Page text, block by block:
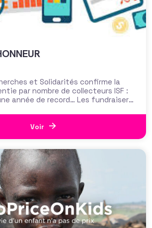
et Solidarités confirme la
par nombre de collecteurs ISF :
année de record… Les fundraisers
à partir des chiffres de Bercy
tête haute. Alors qu’il disparaît cette
Voir